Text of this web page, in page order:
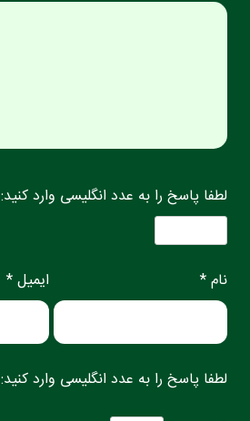
لطفا پاسخ را به عدد انگلیسی وارد کنید:
نام * ایمیل *
لطفا پاسخ را به عدد انگلیسی وارد کنید: